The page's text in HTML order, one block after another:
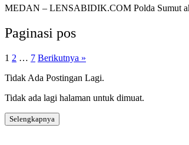
MEDAN – LENSABIDIK.COM Polda Sumut
Paginasi pos
1 2 … 7 Berikutnya »
Tidak Ada Postingan Lagi.
Tidak ada lagi halaman untuk dimuat.
Selengkapnya